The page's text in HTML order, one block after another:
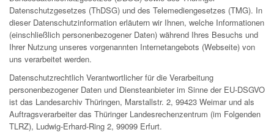
Datenschutzgesetzes (ThDSG) und des Telemediengesetzes (TMG). In
dieser Datenschutzinformation erläutern wir Ihnen, welche Informationen
(einschließlich personenbezogener Daten) während Ihres Besuchs und
Ihrer Nutzung unseres vorgenannten Internetangebots (Webseite) von
uns verarbeitet werden.
Datenschutzrechtlich Verantwortlicher für die Verarbeitung
personenbezogener Daten und Diensteanbieter im Sinne der EU-DSGVO
ist das Landesarchiv Thüringen, Marstallstr. 2, 99423 Weimar und als
Auftragsverarbeiter das Thüringer Landesrechenzentrum (im Folgenden
TLRZ), Ludwig-Erhard-Ring 2, 99099 Erfurt.